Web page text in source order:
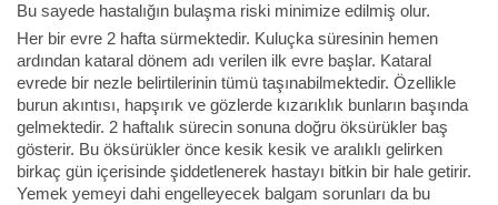
Bu sayede hastalığın bulaşma riski minimize edilmiş olur.
Her bir evre 2 hafta sürmektedir. Kuluçka süresinin hemen
ardından kataral dönem adı verilen ilk evre başlar. Kataral
evrede bir nezle belirtilerinin tümü taşınabilmektedir. Özellikle
burun akıntısı, hapşırık ve gözlerde kızarıklık bunların başında
gelmektedir. 2 haftalık sürecin sonuna doğru öksürükler baş
gösterir. Bu öksürükler önce kesik kesik ve aralıklı gelirken
birkaç gün içerisinde şiddetlenerek hastayı bitkin bir hale getirir.
Yemek yemeyi dahi engelleyecek balgam sorunları da bu